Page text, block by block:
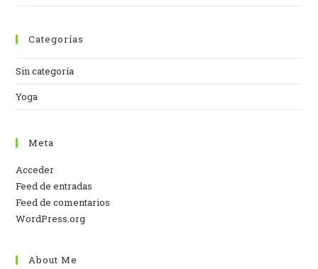
Categorías
Sin categoría
Yoga
Meta
Acceder
Feed de entradas
Feed de comentarios
WordPress.org
About Me